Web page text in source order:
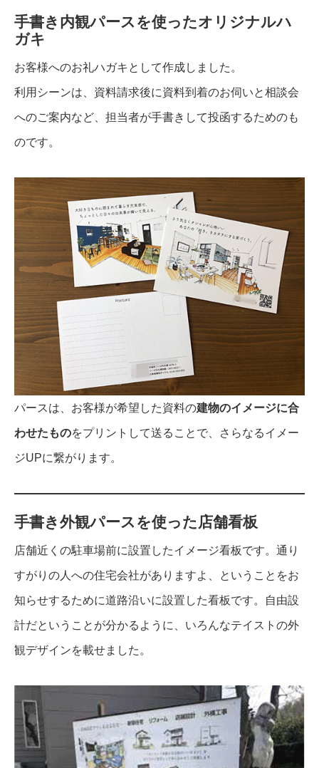
手書き内観パースを使ったオリジナルハ
ガキ
お客様へのお礼ハガキとして作成しました。
利用シーンは、資料請求後に資料到着のお伺いと相談会
へのご案内など、担当者が手書きして投函するためのも
のです。
パースは、お客様が希望した資料の建物のイメージに合
わせたものをプリントして送ることで、さらなるイメー
ジUPに繋がります。
手書き外観パースを使った店舗看板
店舗近くの駐車場前に設置したイメージ看板です。通り
すがりの人への住宅会社がありますよ、ということをお
知らせするために道路沿いに設置した看板です。自由設
計だということが分かるように、いろんなテイストの外
観デザインを載せました。